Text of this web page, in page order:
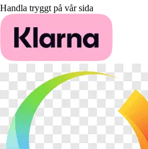
Handla tryggt på vår sida